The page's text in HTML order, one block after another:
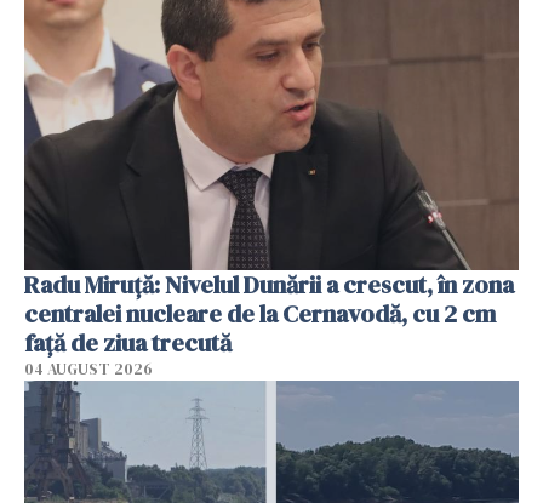
Radu Miruţă: Nivelul Dunării a crescut, în zona
centralei nucleare de la Cernavodă, cu 2 cm
faţă de ziua trecută
04 AUGUST 2026